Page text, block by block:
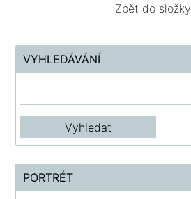
Zpět do složky
VYHLEDÁVÁNÍ
PORTRÉT